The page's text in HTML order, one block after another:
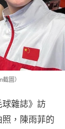
圖）
雜誌》訪
，陳雨菲的